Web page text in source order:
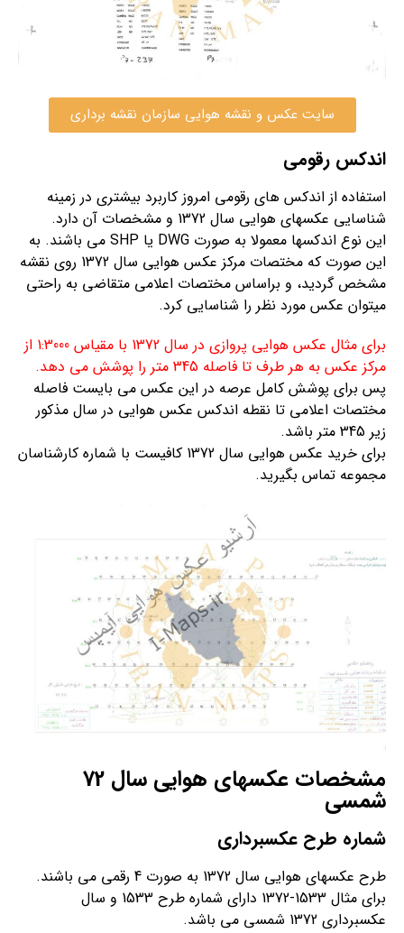
سایت عکس و نقشه هوایی سازمان نقشه برداری
اندکس رقومی
استفاده از اندکس های رقومی امروز کاربرد بیشتری در زمینه
شناسایی عکسهای هوایی سال 1372 و مشخصات آن دارد.
این نوع اندکسها معمولا به صورت DWG یا SHP می باشند. به
این صورت که مختصات مرکز عکس هوایی سال 1372 روی نقشه
مشخص گردید، و براساس مختصات اعلامی متقاضی به راحتی
میتوان عکس مورد نظر را شناسایی کرد.
برای مثال عکس هوایی پروازی در سال 1372 با مقیاس 1:3000 از
مرکز عکس به هر طرف تا فاصله 345 متر را پوشش می دهد.
پس برای پوشش کامل عرصه در این عکس می بایست فاصله
مختصات اعلامی تا نقطه اندکس عکس هوایی در سال مذکور
زیر 345 متر باشد.
برای خرید عکس هوایی سال 1372 کافیست با شماره کارشناسان
مجموعه تماس بگیرید.
مشخصات عکسهای هوایی سال 72
شمسی
شماره طرح عکسبرداری
طرح عکسهای هوایی سال 1372 به صورت 4 رقمی می باشند.
برای مثال 1533-1372 دارای شماره طرح 1533 و سال
عکسبرداری 1372 شمسی می باشد.